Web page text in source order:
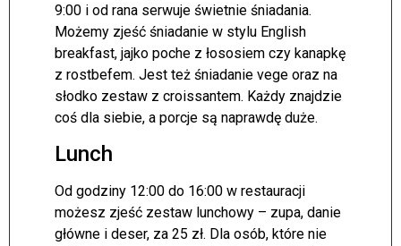
9:00 i od rana serwuje świetnie śniadania.
Możemy zjeść śniadanie w stylu English
breakfast, jajko poche z łososiem czy kanapkę
z rostbefem. Jest też śniadanie vege oraz na
słodko zestaw z croissantem. Każdy znajdzie
coś dla siebie, a porcje są naprawdę duże.
Lunch
Od godziny 12:00 do 16:00 w restauracji
możesz zjeść zestaw lunchowy – zupa, danie
główne i deser, za 25 zł. Dla osób, które nie